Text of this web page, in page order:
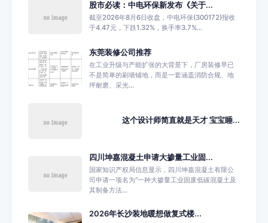
股市必读：中电环保新发布《关于...
截至2026年8月6日收盘，中电环保(300172)报收
于4.47元，下跌1.32%，换手率3.7%...
东莞装修公司推荐
在工业升级与产能扩张的大背景下，厂房装修早已
不是简单的刷墙铺地，而是一套涵盖消防合规、地
坪耐磨、采光...
这个设计师简直就是天才 宝宝睡...
四川坤嘉混凝土申请大掺量工业固...
国家知识产权局信息显示，四川坤嘉混凝土有限公
司申请一项名为“一种大掺量工业固废低碳混凝土及
其制备方法...
2026年长沙装地暖想做复式楼...